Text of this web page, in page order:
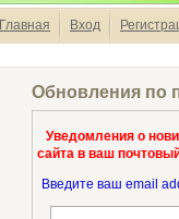
Главная Вход
Обновления по
Уведомления о
сайта в ваш
Введите ваш email